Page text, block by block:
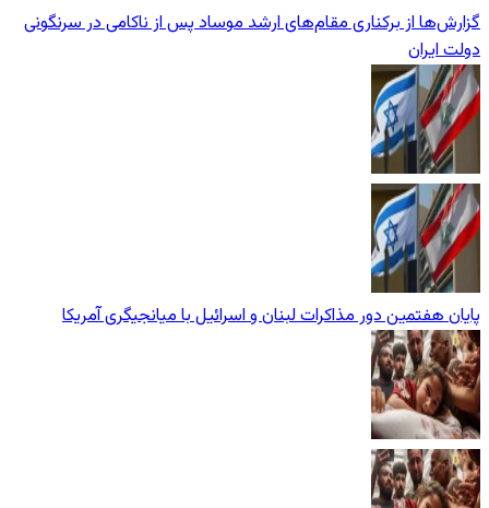
گزارش‌ها از برکناری مقام‌های ارشد موساد پس از ناکامی در سرنگونی
دولت ایران
پایان هفتمین دور مذاکرات لبنان و اسرائیل با میانجیگری آمریکا